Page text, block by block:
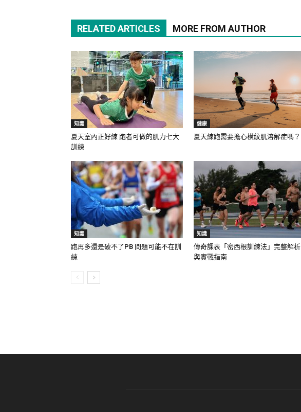
RELATED ARTICLES MORE FROM AUTHOR
知識
夏天室內正好練 跑者可做的肌力七大
訓練
健康
夏天練跑需要擔心橫紋肌溶解症嗎？
知識
跑再多還是破不了PB 問題可能不在訓
練
知識
傳奇課表「密西根訓練法」完整解析
與實戰指南